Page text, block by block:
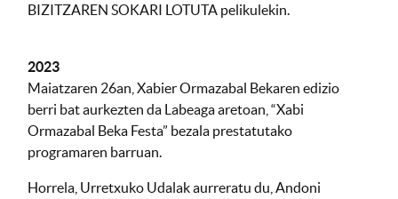
BIZITZAREN SOKARI LOTUTA pelikulekin.
2023
Maiatzaren 26an, Xabier Ormazabal Bekaren edizio
berri bat aurkezten da Labeaga aretoan, “Xabi
Ormazabal Beka Festa” bezala prestatutako
programaren barruan.
Horrela, Urretxuko Udalak aurreratu du, Andoni